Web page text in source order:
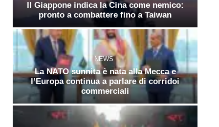
Il Giappone indica la Cina come nemico:
pronto a combattere fino a Taiwan
NEWS
La NATO sunnita è nata alla Mecca e
l’Europa continua a parlare di corridoi
commerciali